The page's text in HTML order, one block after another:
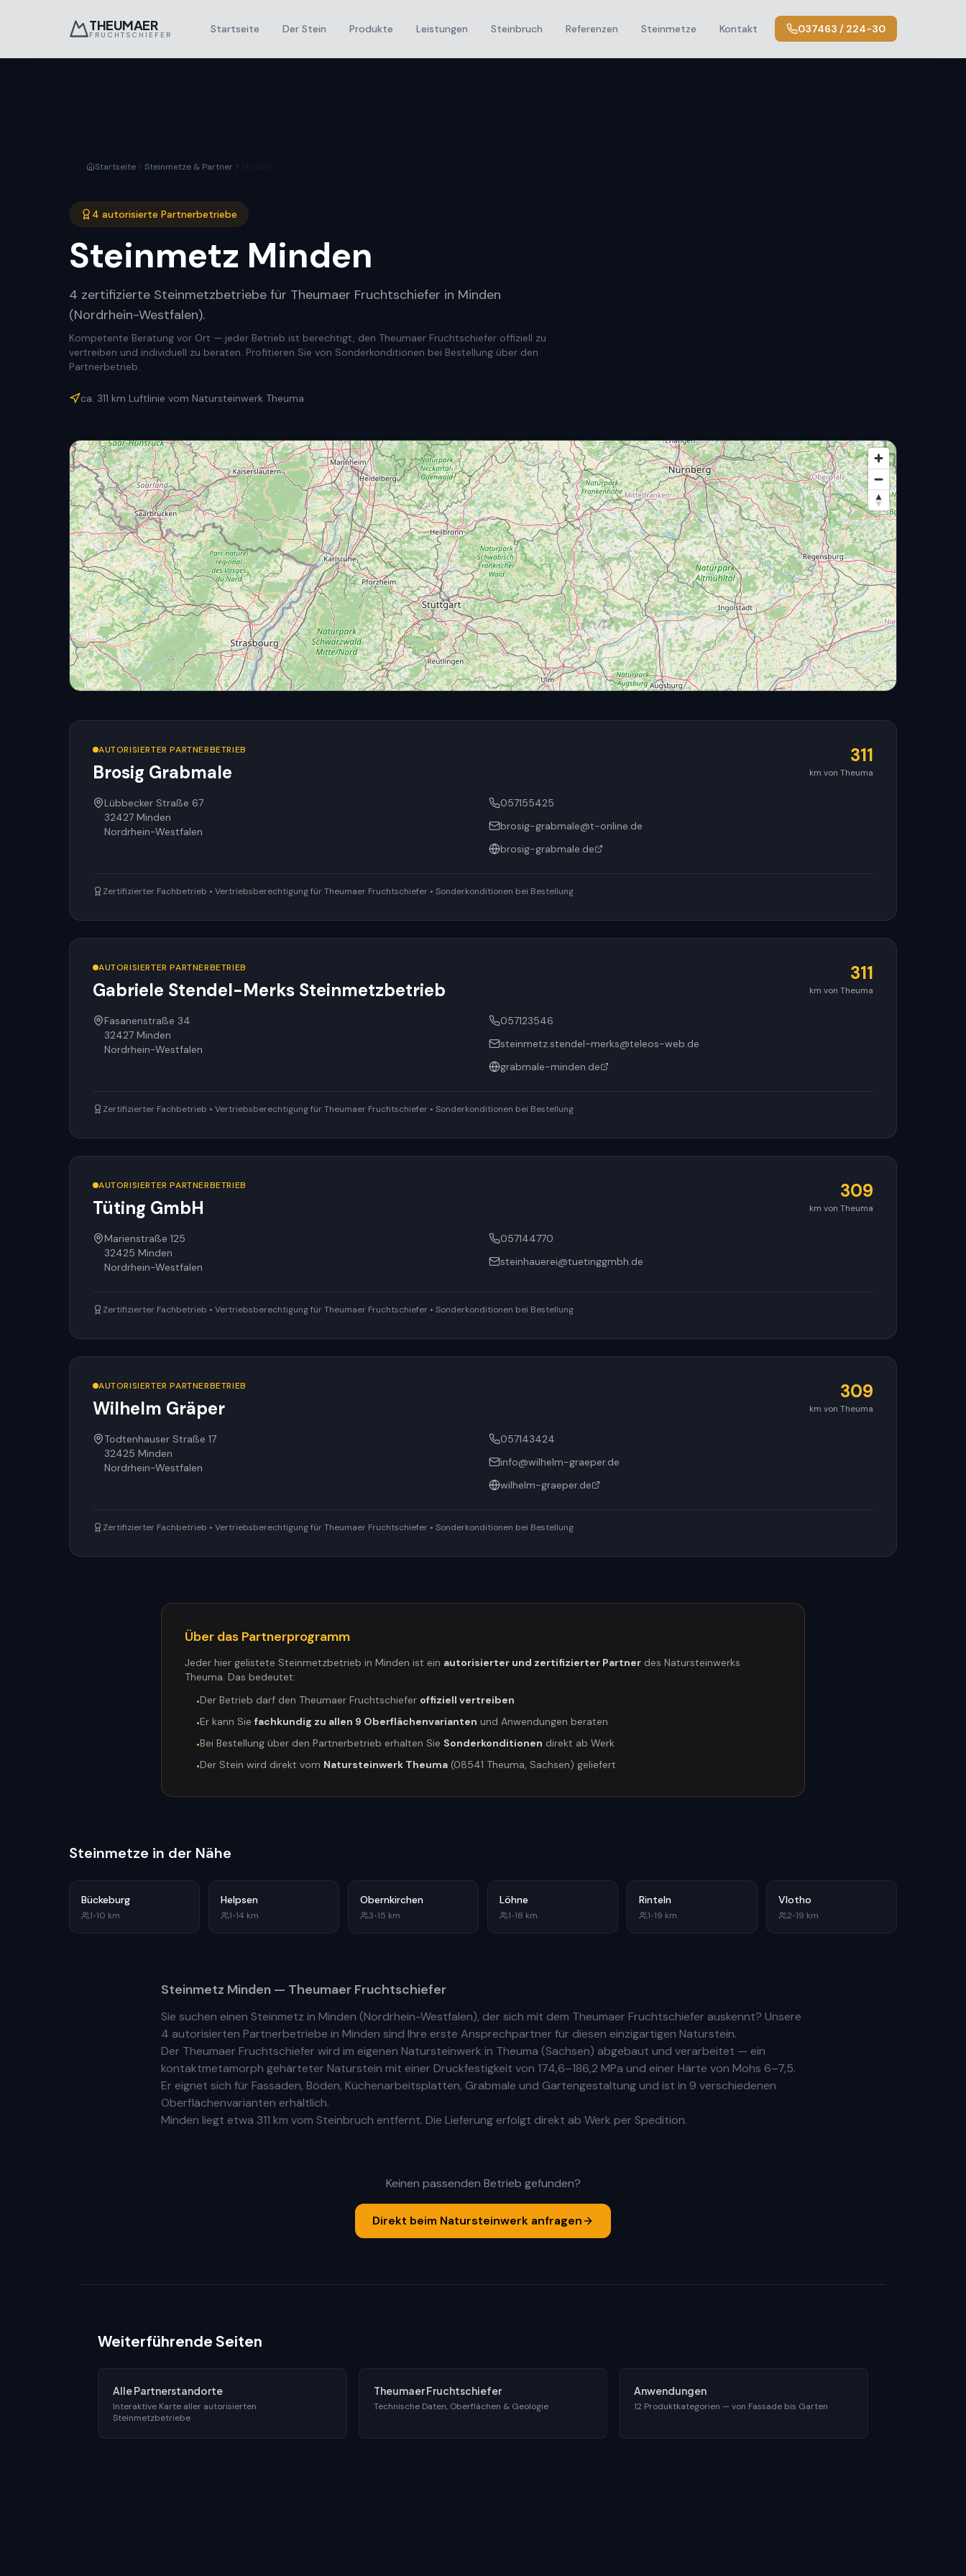
THEUMAER
FRUCHTSCHIEFER Startseite Der Stein Produkte Leistungen Steinbruch Referenzen Steinmetze Kontakt 037463 / 224-30
Startseite Steinmetze & Partner
4 autorisierte Partnerbetriebe
Steinmetz Minden
4 zertifizierte Steinmetzbetriebe für Theumaer Fruchtschiefer in Minden
(Nordrhein-Westfalen).
Kompetente Beratung vor Ort — jeder Betrieb ist berechtigt, den Theumaer Fruchtschiefer offiziell zu
vertreiben und individuell zu beraten. Profitieren Sie von Sonderkonditionen bei Bestellung über den
Partnerbetrieb.
ca. 311 km Luftlinie vom Natursteinwerk Theuma
AUTORISIERTER PARTNERBETRIEB
Brosig Grabmale
311
km von Theuma
Lübbecker Straße 67
32427 Minden
Nordrhein-Westfalen
057155425
brosig-grabmale@t-online.de
brosig-grabmale.de
Zertifizierter Fachbetrieb • Vertriebsberechtigung für Theumaer Fruchtschiefer • Sonderkonditionen bei Bestellung
AUTORISIERTER PARTNERBETRIEB
Gabriele Stendel-Merks Steinmetzbetrieb
311
km von Theuma
Fasanenstraße 34
32427 Minden
Nordrhein-Westfalen
057123546
steinmetz.stendel-merks@teleos-web.de
grabmale-minden.de
Zertifizierter Fachbetrieb • Vertriebsberechtigung für Theumaer Fruchtschiefer • Sonderkonditionen bei Bestellung
AUTORISIERTER PARTNERBETRIEB
Tüting GmbH
309
km von Theuma
Marienstraße 125
32425 Minden
Nordrhein-Westfalen
057144770
steinhauerei@tuetinggmbh.de
Zertifizierter Fachbetrieb • Vertriebsberechtigung für Theumaer Fruchtschiefer • Sonderkonditionen bei Bestellung
AUTORISIERTER PARTNERBETRIEB
Wilhelm Gräper
309
km von Theuma
Todtenhauser Straße 17
32425 Minden
Nordrhein-Westfalen
057143424
info@wilhelm-graeper.de
wilhelm-graeper.de
Zertifizierter Fachbetrieb • Vertriebsberechtigung für Theumaer Fruchtschiefer • Sonderkonditionen bei Bestellung
Über das Partnerprogramm
Jeder hier gelistete Steinmetzbetrieb in Minden ist ein autorisierter und zertifizierter Partner des Natursteinwerks
Theuma. Das bedeutet:
•Der Betrieb darf den Theumaer Fruchtschiefer offiziell vertreiben
•Er kann Sie fachkundig zu allen 9 Oberflächenvarianten und Anwendungen beraten
•Bei Bestellung über den Partnerbetrieb erhalten Sie Sonderkonditionen direkt ab Werk
•Der Stein wird direkt vom Natursteinwerk Theuma (08541 Theuma, Sachsen) geliefert
Steinmetze in der Nähe
Bückeburg
1•10 km
Helpsen
1•14 km
Obernkirchen
3•15 km
Löhne
1•18 km
Rinteln
1•19 km
Vlotho
2•19 km
Steinmetz Minden — Theumaer Fruchtschiefer
Sie suchen einen Steinmetz in Minden (Nordrhein-Westfalen), der sich mit dem Theumaer Fruchtschiefer auskennt? Unsere
4 autorisierten Partnerbetriebe in Minden sind Ihre erste Ansprechpartner für diesen einzigartigen Naturstein.
Der Theumaer Fruchtschiefer wird im eigenen Natursteinwerk in Theuma (Sachsen) abgebaut und verarbeitet — ein
kontaktmetamorph gehärteter Naturstein mit einer Druckfestigkeit von 174,6–186,2 MPa und einer Härte von Mohs 6–7,5.
Er eignet sich für Fassaden, Böden, Küchenarbeitsplatten, Grabmale und Gartengestaltung und ist in 9 verschiedenen
Oberflächenvarianten erhältlich.
Minden liegt etwa 311 km vom Steinbruch entfernt. Die Lieferung erfolgt direkt ab Werk per Spedition.
Keinen passenden Betrieb gefunden?
Direkt beim Natursteinwerk anfragen
Weiterführende Seiten
Alle Partnerstandorte
Interaktive Karte aller autorisierten
Steinmetzbetriebe
Theumaer Fruchtschiefer
Technische Daten, Oberflächen & Geologie
Anwendungen
12 Produktkategorien — von Fassade bis Garten